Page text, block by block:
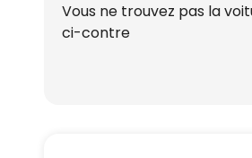
Vous ne trouvez pas la
ci-contre